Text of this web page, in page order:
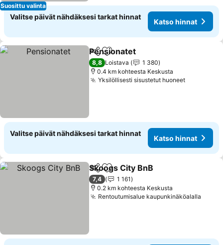
Suosittu valinta
Valitse päivät nähdäksesi tarkat hinnat
Katso hinnat
Jaa Lisää suosikkeihin
Pensionatet
8,8 Loistava
1 380
0.4 km kohteesta Keskusta
Yksilöllisesti sisustetut huoneet
Valitse päivät nähdäksesi tarkat hinnat
Katso hinnat
Jaa Lisää suosikkeihin
Skoogs City BnB
7,4
1 161
0.2 km kohteesta Keskusta
Rentoutumisalue kaupunkinäköalalla